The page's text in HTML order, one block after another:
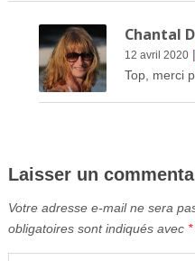
Chantal
12 avril 2020|
Top, merci
Laisser un
Votre adresse e-mail ne sera
obligatoires sont indiqués avec *